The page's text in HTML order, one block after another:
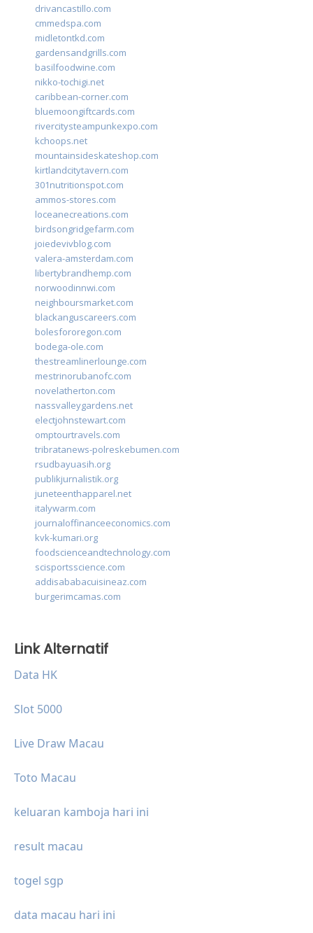
drivancastillo.com
cmmedspa.com
midletontkd.com
gardensandgrills.com
basilfoodwine.com
nikko-tochigi.net
caribbean-corner.com
bluemoongiftcards.com
rivercitysteampunkexpo.com
kchoops.net
mountainsideskateshop.com
kirtlandcitytavern.com
301nutritionspot.com
ammos-stores.com
loceanecreations.com
birdsongridgefarm.com
joiedevivblog.com
valera-amsterdam.com
libertybrandhemp.com
norwoodinnwi.com
neighboursmarket.com
blackanguscareers.com
bolesfororegon.com
bodega-ole.com
thestreamlinerlounge.com
mestrinorubanofc.com
novelatherton.com
nassvalleygardens.net
electjohnstewart.com
omptourtravels.com
tribratanews-polreskebumen.com
rsudbayuasih.org
publikjurnalistik.org
juneteenthapparel.net
italywarm.com
journaloffinanceeconomics.com
kvk-kumari.org
foodscienceandtechnology.com
scisportsscience.com
addisababacuisineaz.com
burgerimcamas.com
Link Alternatif
Data HK
Slot 5000
Live Draw Macau
Toto Macau
keluaran kamboja hari ini
result macau
togel sgp
data macau hari ini